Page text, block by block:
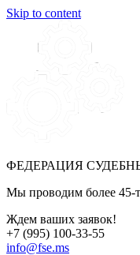
Skip to content
ФЕДЕРАЦИЯ
Мы проводим более 45-
Ждем ваших заявок!
+7 (995) 100-33-55
info@fse.ms